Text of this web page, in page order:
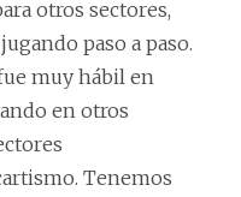
otros sectores,
paso a paso.
muy hábil en
en otros
Tenemos